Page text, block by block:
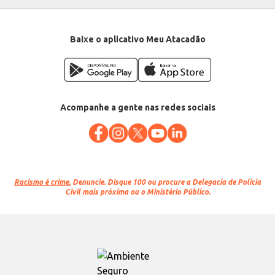
Conteúdo: 50g
Baixe o aplicativo Meu Atacadão
Acompanhe a gente nas redes sociais
Racismo é crime. Denuncie. Disque 100 ou procure a Delegacia de Polícia
Civil mais próxima ou o Ministério Público.